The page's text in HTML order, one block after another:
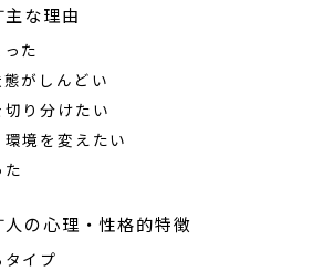
な理由
た
がしんどい
り分けたい
境を変えたい
の心理・性格的特徴
イプ